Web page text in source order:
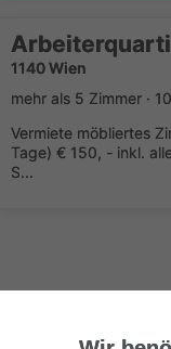
1140 Wien
mehr als 5 Zimmer ·
Vermiete möbliertes
Tage) € 150, - inkl.
S...